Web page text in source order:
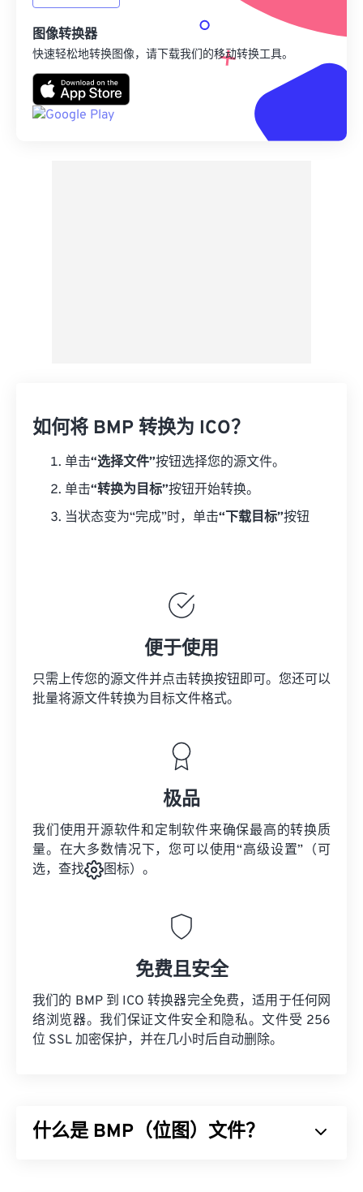
图像转换器
快速轻松地转换图像，请下载我们的移动转换工具。
如何将 BMP 转换为 ICO？
单击“选择文件”按钮选择您的源文件。
单击“转换为目标”按钮开始转换。
当状态变为“完成”时，单击“下载目标”按钮
便于使用
只需上传您的源文件并点击转换按钮即可。您还可以
批量将源文件转换为目标文件格式。
极品
我们使用开源软件和定制软件来确保最高的转换质
量。在大多数情况下，您可以使用“高级设置”（可
选，查找
图标）。
免费且安全
我们的 BMP 到 ICO 转换器完全免费，适用于任何网
络浏览器。我们保证文件安全和隐私。文件受 256
位 SSL 加密保护，并在几小时后自动删除。
什么是 BMP（位图）文件？